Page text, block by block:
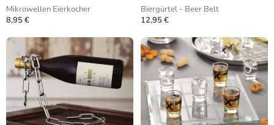
Mikrowellen Eierkocher
8,95 €
Biergürtel - Beer Belt
12,95 €